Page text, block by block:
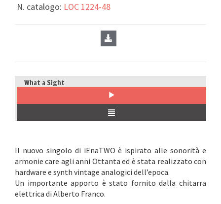
N. catalogo: LOC 1224-48
What a Sight
Il nuovo singolo di iEnaTWO è ispirato alle sonorità e
armonie care agli anni Ottanta ed è stata realizzato con
hardware e synth vintage analogici dell’epoca.
Un importante apporto è stato fornito dalla chitarra
elettrica di Alberto Franco.